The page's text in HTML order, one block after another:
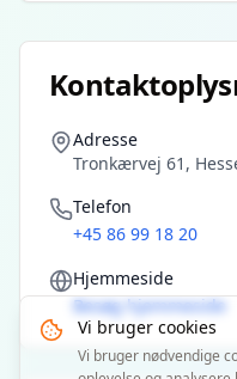
Adresse
Tronkærvej 61,
Telefon
+45 86 99 18 20
Hjemmeside
Besøg hjemmeside
Vi bruger cookies
Vi bruger nødvendige